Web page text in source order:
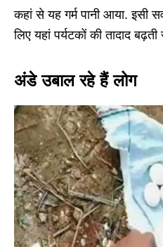
कहां से यह गर्म पानी आया. इसी
लिए यहां पर्यटकों की तादाद बढ़ती
अंडे उबाल रहे हैं लोग